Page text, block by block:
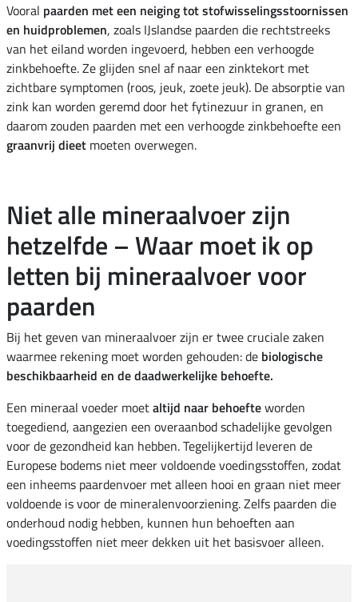
Vooral paarden met een neiging tot stofwisselingsstoornissen
en huidproblemen, zoals IJslandse paarden die rechtstreeks
van het eiland worden ingevoerd, hebben een verhoogde
zinkbehoefte. Ze glijden snel af naar een zinktekort met
zichtbare symptomen (roos, jeuk, zoete jeuk). De absorptie van
zink kan worden geremd door het fytinezuur in granen, en
daarom zouden paarden met een verhoogde zinkbehoefte een
graanvrij dieet moeten overwegen.
Niet alle mineraalvoer zijn
hetzelfde – Waar moet ik op
letten bij mineraalvoer voor
paarden
Bij het geven van mineraalvoer zijn er twee cruciale zaken
waarmee rekening moet worden gehouden: de biologische
beschikbaarheid en de daadwerkelijke behoefte.
Een mineraal voeder moetaltijd naar behoefteworden
toegediend, aangezien een overaanbod schadelijke gevolgen
voor de gezondheid kan hebben. Tegelijkertijd leveren de
Europese bodems niet meer voldoende voedingsstoffen, zodat
een inheems paardenvoer met alleen hooi en graan niet meer
voldoende is voor de mineralenvoorziening. Zelfs paarden die
onderhoud nodig hebben, kunnen hun behoeften aan
voedingsstoffen niet meer dekken uit het basisvoer alleen.